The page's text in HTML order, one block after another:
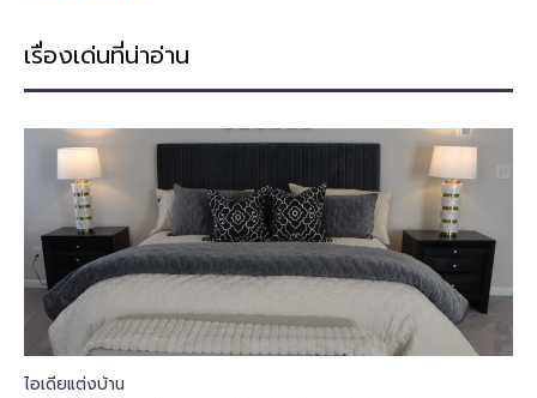
เรื่องเด่นที่น่าอ่าน
ไอเดียแต่งบ้าน